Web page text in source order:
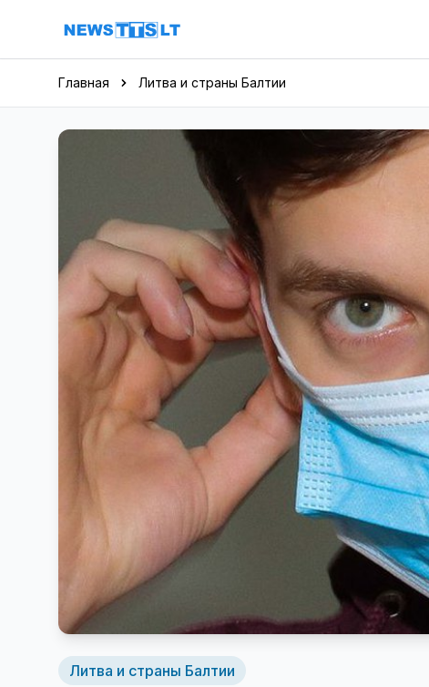
Перейти к содержимому
Главная Литва и страны Балтии
Литва и страны Балтии